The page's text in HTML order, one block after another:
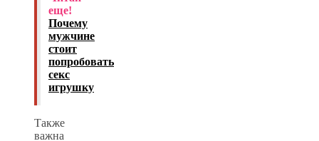
еще!
Почему
мужчине
стоит
попробовать
секс
игрушку
Также
важна